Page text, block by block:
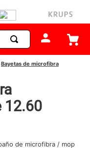
Bayetas de microfibra
12.60
de microfibra / mop